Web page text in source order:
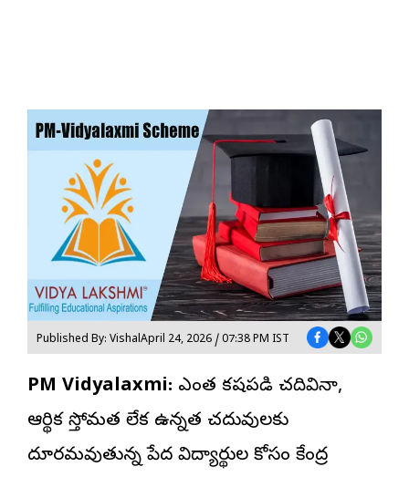
Published By: VishalApril 24, 2026 / 07:38 PM IST
PM Vidyalaxmi: ఎంత కష్టపడి చదివినా,
ఆర్థిక స్తోమత లేక ఉన్నత చదువులకు
దూరమవుతున్న పేద విద్యార్థుల కోసం కేంద్ర